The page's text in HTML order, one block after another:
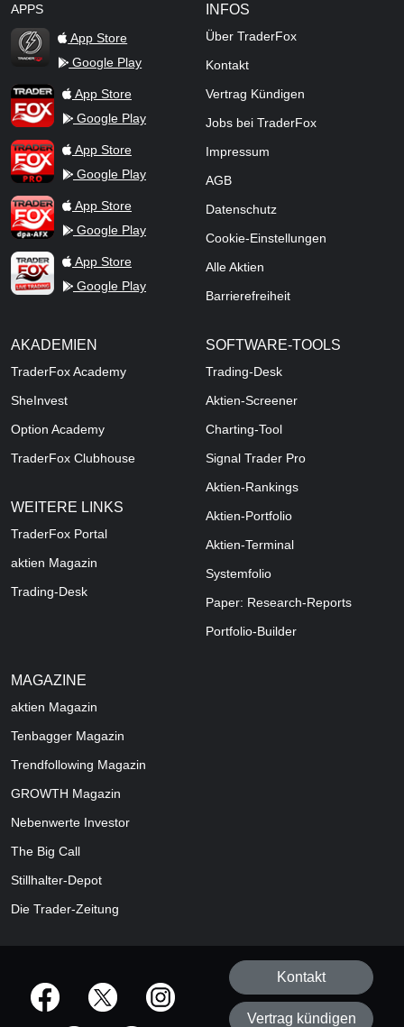
APPS
TraderFox Flash
App Store
Google Play
TraderFox AppApp Store
Google Play
TraderFox ProApp Store
Google Play
TraderFox dpa-AFX ProFeed
App Store
Google Play
TraderFox Live Trading
App Store
Google Play
INFOS
Über TraderFox
Kontakt
Vertrag Kündigen
Jobs bei TraderFox
Impressum
AGB
Datenschutz
Cookie-Einstellungen
Alle Aktien
Barrierefreiheit
AKADEMIEN
TraderFox Academy
SheInvest
Option Academy
TraderFox Clubhouse
WEITERE LINKS
TraderFox Portal
aktien Magazin
Trading-Desk
SOFTWARE-TOOLS
Trading-Desk
Aktien-Screener
Charting-Tool
Signal Trader Pro
Aktien-Rankings
Aktien-Portfolio
Aktien-Terminal
Systemfolio
Paper: Research-Reports
Portfolio-Builder
MAGAZINE
aktien Magazin
Tenbagger Magazin
Trendfollowing Magazin
GROWTH Magazin
Nebenwerte Investor
The Big Call
Stillhalter-Depot
Die Trader-Zeitung
offizielle Social Media-Accounts
Kontakt
Vertrag kündigen